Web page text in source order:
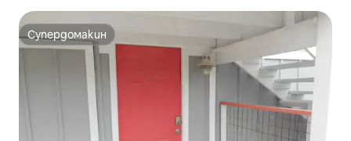
Супердомакин
Супердомакин